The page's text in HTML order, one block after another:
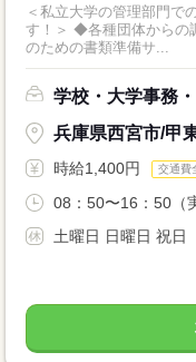
＜私立大学の管理部門で
す！＞ ◆各種団体からの調査回答作成のサポート ◆各種補助金申請
のための書類準備サ...
学校・大学事務
兵庫県西宮市/甲
時給1,400円 交通費
08：50〜16：50（
土曜日 日曜日 祝日